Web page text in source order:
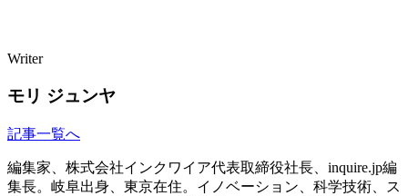
Writer
モリ ジュンヤ
記事一覧へ
編集家、株式会社インクワイア代表取締役社長、inquire.jp編
集長。岐阜出身、東京在住。イノベーション、科学技術、ス